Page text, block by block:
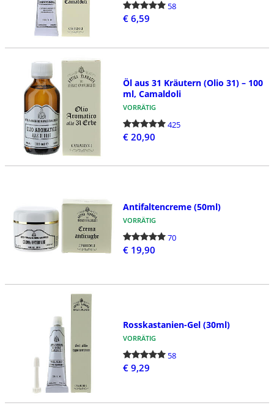
58
€ 6,59
Öl aus 31 Kräutern (Olio 31) – 100
ml, Camaldoli
VORRÄTIG
425
€ 20,90
Antifaltencreme (50ml)
VORRÄTIG
70
€ 19,90
Rosskastanien-Gel (30ml)
VORRÄTIG
58
€ 9,29